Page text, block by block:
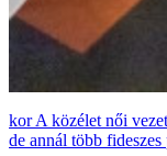
A közélet női
de annál több